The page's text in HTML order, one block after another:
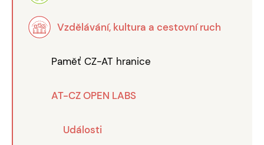
Vzdělávání, kultura a cestovní ruch
Paměť CZ-AT hranice
AT-CZ OPEN LABS
Události